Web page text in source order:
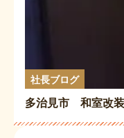
社長ブログ
多治見市 和室改